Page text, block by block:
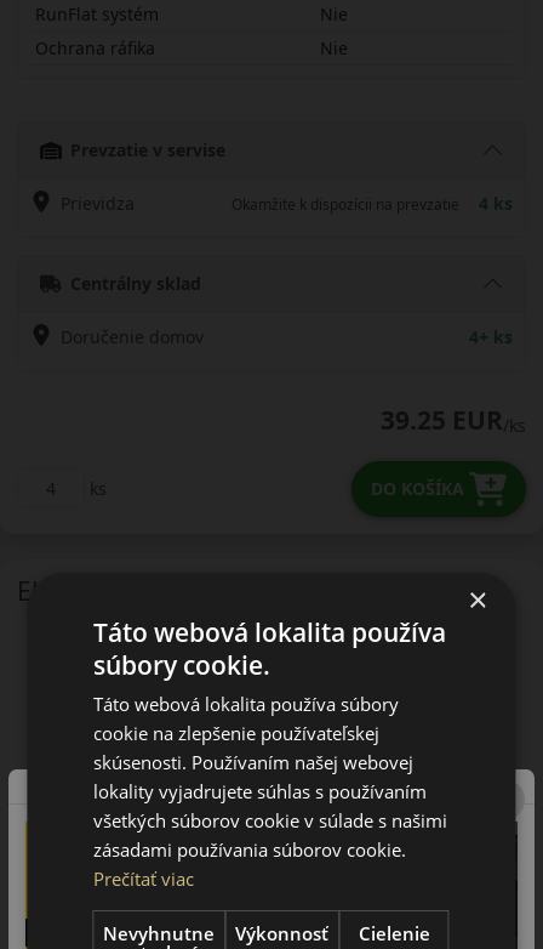
RunFlat systém
Nie
Ochrana ráfika
Nie
Prevzatie v servise
Prievidza Okamžite k dispozícii na prevzatie 4 ks
Centrálny sklad
Doručenie domov 4+ ks
39.25 EUR/ks
ks DO KOŠÍKA
EU - štítok ×
Táto webová lokalita používa
súbory cookie.
Táto webová lokalita používa súbory
cookie na zlepšenie používateľskej
skúsenosti. Používaním našej webovej
lokality vyjadrujete súhlas s používaním
všetkých súborov cookie v súlade s našimi
zásadami používania súborov cookie.
Prečítať viac
Nevyhnutne
Výkonnosť Cielenie